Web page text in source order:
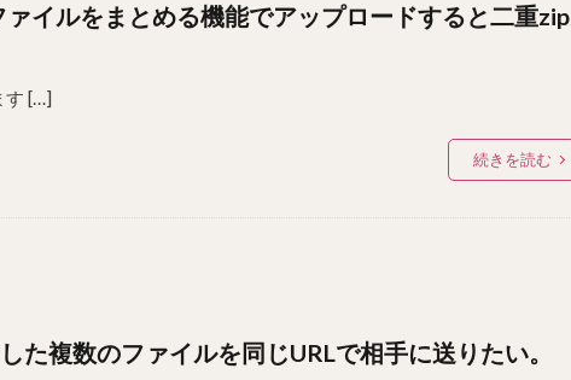
イルをまとめる機能でアップロードすると二重zip
す […]
続きを読む
た複数のファイルを同じURLで相手に送りたい。